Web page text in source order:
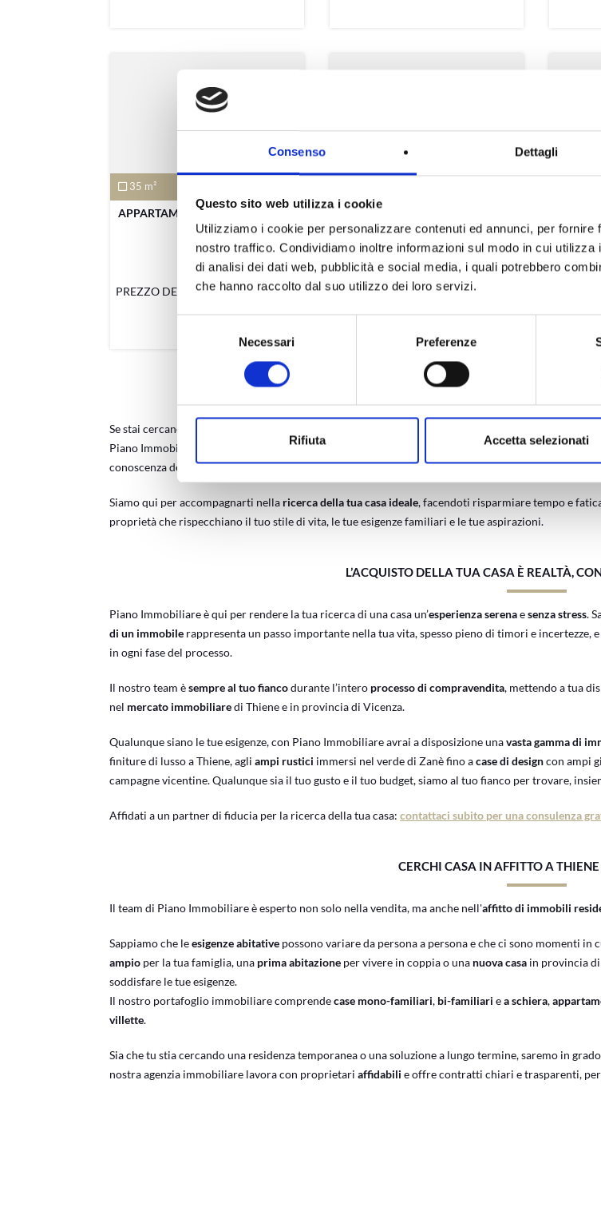
Consenso Dettagli
Questo sito web utilizza i cookie
Utilizziamo i cookie per personalizzare contenuti ed annunci, per
nostro traffico. Condividiamo inoltre informazioni sul modo in cui
di analisi dei dati web, pubblicità e social media, i quali potrebbero
che hanno raccolto dal suo utilizzo dei loro servizi.
Necessari Preferenze
Rifiuta Accetta selezionati
35 m²
APPARTAMENTO CON PISCINA IN
VENDITA ...
Chioggia
PREZZO DELL'IMMOBILE:112.000 €
NUOVA CASA CON GIARDINO IN
VENDITA ...
Chiuppano
PREZZO DELL'IMMOBILE:215.000 €
1 2
Se stai cercando una
Piano Immobiliare ti offre una
vasta gamma di immobili residenziali che includonocase,
conoscenza del mercato immobiliare locale e lavoriamo attentamente per comprendere
Siamo qui per accompagnarti nella ricerca della tua casa ideale, facendoti risparmiare tempo e
proprietà che rispecchiano il tuo stile di vita, le tue esigenze familiari e le tue aspirazioni.
L’ACQUISTO DELLA TUA CASA È REALTÀ,
Piano Immobiliare è qui per rendere la tua ricerca di una casa un’esperienza serenaesenza stress.
di un immobile rappresenta un passo importante nella tua vita, spesso pieno di timori e incertezze,
in ogni fase del processo.
Il nostro team èsempre al tuo fiancodurante l’intero processo di compravendita, mettendo a tua
nel mercato immobiliaredi Thiene e in provincia di Vicenza.
Qualunque siano le tue esigenze, con Piano Immobiliare avrai a disposizione unavasta gamma di
finiture di lusso a Thiene, agli ampi rustici immersi nel verde di Zanè fino acase di designcon ampi
campagne vicentine. Qualunque sia il tuo gusto e il tuo budget, siamo al tuo fianco per trovare,
Affidati a un partner di fiducia per la ricerca della tua casa: contattaci subito per una consulenza
CERCHI CASA IN AFFITTO A
Il team di Piano Immobiliare è esperto non solo nella vendita, ma anche nell'affitto di immobili
Sappiamo che leesigenze abitative possono variare da persona a persona e che ci sono momenti
ampio per la tua famiglia, una prima abitazione per vivere in coppia o una nuova casa in provincia
soddisfare le tue esigenze.
Il nostro portafoglio immobiliare comprendecase mono-familiari, bi-familiari ea schiera,
villette.
Sia che tu stia cercando una residenza temporanea o una soluzione a lungo termine, saremo in
nostra agenzia immobiliare lavora con proprietari affidabili e offre contratti chiari e trasparenti,